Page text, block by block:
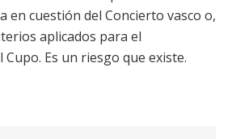
en cuestión del Concierto vasco o,
aplicados para el
Es un riesgo que existe.